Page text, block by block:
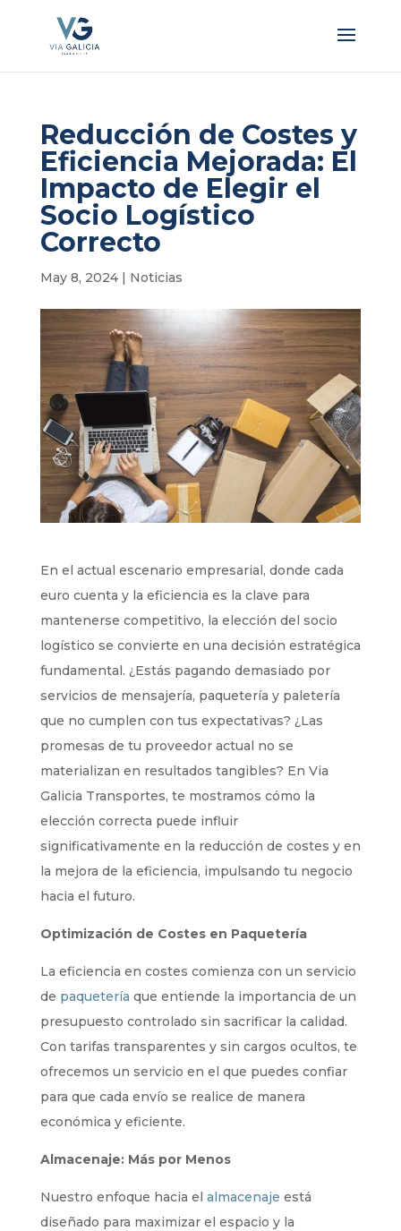
Reducción de Costes y
Eficiencia Mejorada: El
Impacto de Elegir el
Socio Logístico
Correcto
May 8, 2024| Noticias
En el actual escenario empresarial, donde cada
euro cuenta y la eficiencia es la clave para
mantenerse competitivo, la elección del socio
logístico se convierte en una decisión estratégica
fundamental. ¿Estás pagando demasiado por
servicios de mensajería, paquetería y paletería
que no cumplen con tus expectativas? ¿Las
promesas de tu proveedor actual no se
materializan en resultados tangibles? En Via
Galicia Transportes, te mostramos cómo la
elección correcta puede influir
significativamente en la reducción de costes y en
la mejora de la eficiencia, impulsando tu negocio
hacia el futuro.
Optimización de Costes en Paquetería
La eficiencia en costes comienza con un servicio
de paquetería que entiende la importancia de un
presupuesto controlado sin sacrificar la calidad.
Con tarifas transparentes y sin cargos ocultos, te
ofrecemos un servicio en el que puedes confiar
para que cada envío se realice de manera
económica y eficiente.
Almacenaje: Más por Menos
Nuestro enfoque hacia el almacenaje está
diseñado para maximizar el espacio y la